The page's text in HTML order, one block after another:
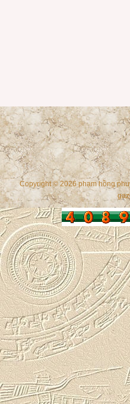
Copyright © 2026 phạm hồng